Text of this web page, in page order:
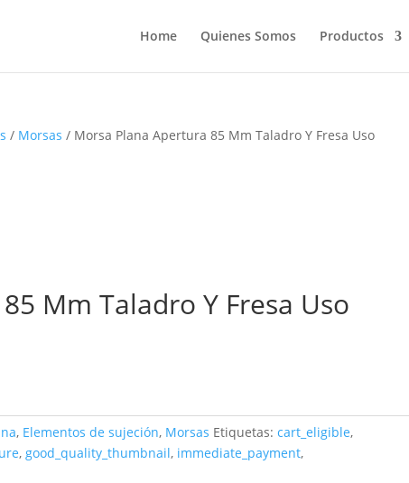
Home Quienes Somos Productos
/ Morsas / Morsa Plana Apertura 85 Mm Taladro Y Fresa Uso
Mm Taladro Y Fresa Uso
, Elementos de sujeción, Morsas Etiquetas:cart_eligible,
,good_quality_thumbnail, immediate_payment,